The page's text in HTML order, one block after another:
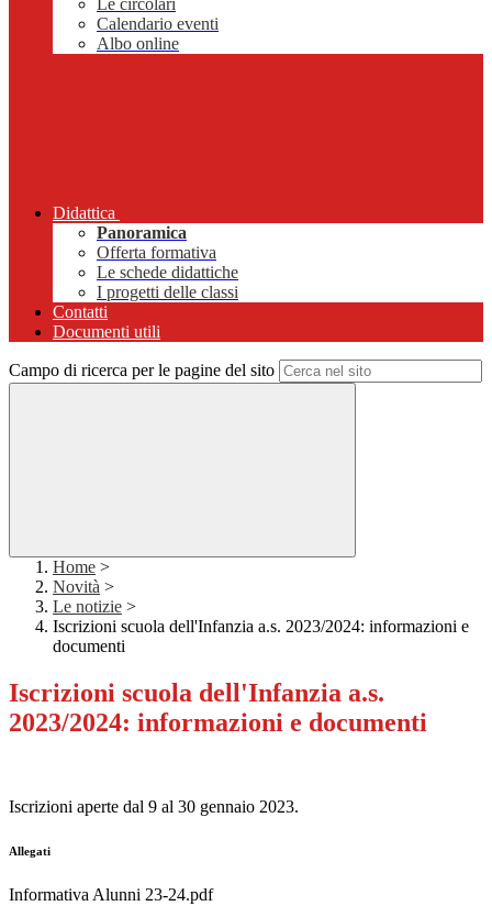
Le circolari
Calendario eventi
Albo online
Didattica
Panoramica
Offerta formativa
Le schede didattiche
I progetti delle classi
Contatti
Documenti utili
Campo di ricerca per le pagine del sito
Home >
Novità >
Le notizie >
Iscrizioni scuola dell'Infanzia a.s. 2023/2024: informazioni e
documenti
Iscrizioni scuola dell'Infanzia a.s.
2023/2024: informazioni e documenti
Iscrizioni aperte dal 9 al 30 gennaio 2023.
Allegati
Informativa Alunni 23-24.pdf